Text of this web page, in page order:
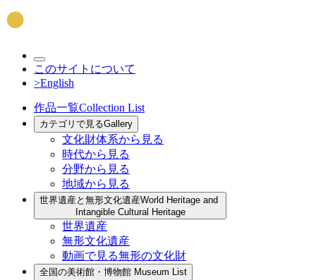
このサイトについて
>English
作品一覧Collection List
カテゴリで見るGallery
文化財体系から見る
時代から見る
分野から見る
地域から見る
世界遺産と無形文化遺産World Heritage and
Intangible Cultural Heritage
世界遺産
無形文化遺産
動画で見る無形の文化財
全国の美術館・博物館 Museum List